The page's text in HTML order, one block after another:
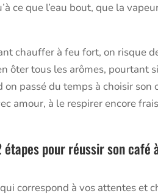
ce que l’eau bout, que la
chauffer à feu fort, on risque
ôter tous les arômes, pourtant
passé du temps à choisir son
amour, à le respirer encore frais
pour réussir son café
qui correspond à vos attentes et